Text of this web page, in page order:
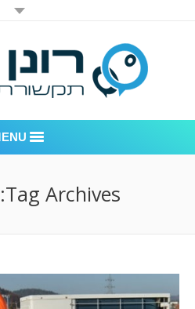
לקוחות – משרד יחסי ציבור
Tag Archives: